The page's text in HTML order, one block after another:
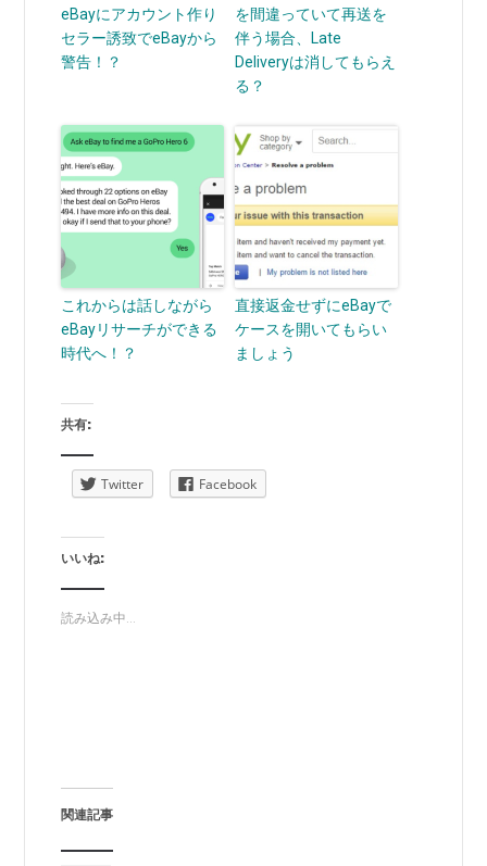
eBayにアカウント作り
セラー誘致でeBayから
警告！？
を間違っていて再送を
伴う場合、Late
Deliveryは消してもらえ
る？
これからは話しながら
eBayリサーチができる
時代へ！？
直接返金せずにeBayで
ケースを開いてもらい
ましょう
共有:
Twitter Facebook
いいね:
読み込み中...
関連記事